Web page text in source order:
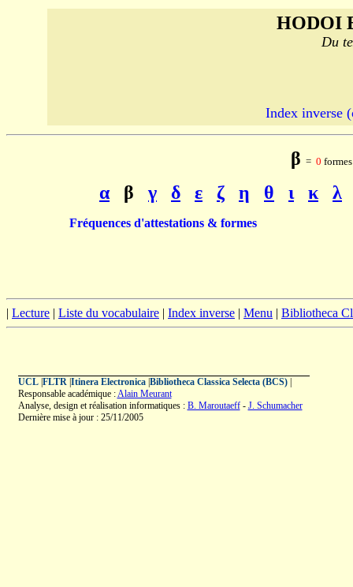
HODOI
Du
Index inverse
β = 0
αβγ δ ε ζ η θ ι κ λ
Fréquences d'attestations & formes
| Lecture | Liste du vocabulaire | Index inverse | Menu | Bibliotheca
UCL| FLTR| Itinera Electronica| Bibliotheca Classica Selecta (BCS)|
Responsable académique :Alain Meurant
Analyse, design et réalisation informatiques : B. Maroutaeff- J. Schumacher
Dernière mise à jour : 25/11/2005